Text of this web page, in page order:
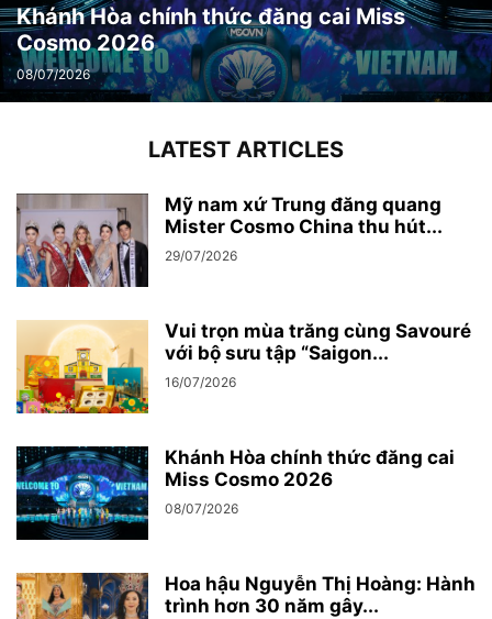
Khánh Hòa chính thức đăng cai Miss
Cosmo 2026
08/07/2026
LATEST ARTICLES
Mỹ nam xứ Trung đăng quang
Mister Cosmo China thu hút...
29/07/2026
Vui trọn mùa trăng cùng Savouré
với bộ sưu tập “Saigon...
16/07/2026
Khánh Hòa chính thức đăng cai
Miss Cosmo 2026
08/07/2026
Hoa hậu Nguyễn Thị Hoàng: Hành
trình hơn 30 năm gây...